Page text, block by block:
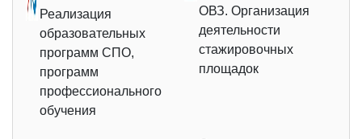
Реализация
образовательных
программ СПО,
программ
профессионального
обучения
ОВЗ. Организация
деятельности
стажировочных
площадок